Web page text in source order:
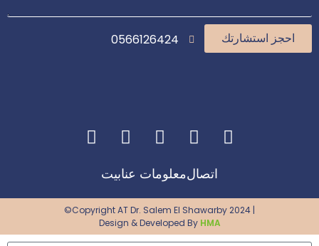
بيتمعلومات عنااتصال
احجز استشارتك 0566126424
©Copyright AT Dr. Salem El Shawarby 2024 |
Design & Developed By HMA